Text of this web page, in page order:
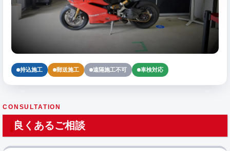
持込施工 郵送施工 遠隔施工不可 車検対応
CONSULTATION
良くあるご相談